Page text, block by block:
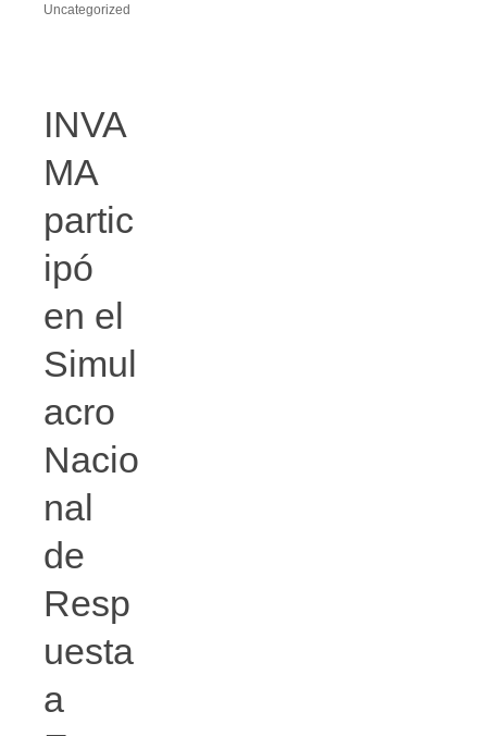
Uncategorized
INVA
MA
partic
ipó
en el
Simul
acro
Nacio
nal
de
Resp
uesta
a